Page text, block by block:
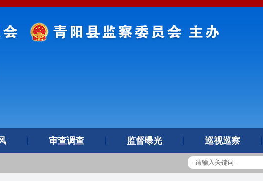
审查调查 监督曝光 巡视巡察